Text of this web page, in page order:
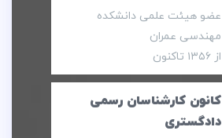
عضو هیئت علمی دانشکده
مهندسی عمران
از ۱۳۵۶ تاکنون
کانون کارشناسان رسمی
دادگستری